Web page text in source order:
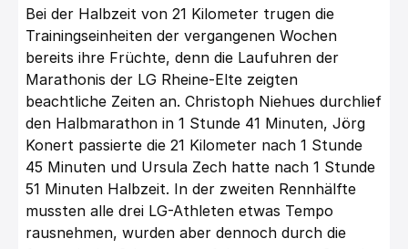
Bei der Halbzeit von 21 Kilometer trugen die
Trainingseinheiten der vergangenen Wochen
bereits ihre Früchte, denn die Laufuhren der
Marathonis der LG Rheine-Elte zeigten
beachtliche Zeiten an. Christoph Niehues durchlief
den Halbmarathon in 1 Stunde 41 Minuten, Jörg
Konert passierte die 21 Kilometer nach 1 Stunde
45 Minuten und Ursula Zech hatte nach 1 Stunde
51 Minuten Halbzeit. In der zweiten Rennhälfte
mussten alle drei LG-Athleten etwas Tempo
rausnehmen, wurden aber dennoch durch die